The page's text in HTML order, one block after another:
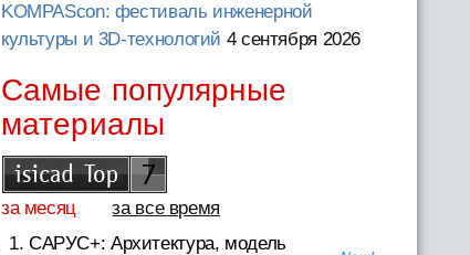
KOMPAScon: фестиваль инженерной
культуры и 3D-технологий 4 сентября 2026
Самые популярные
материалы
за месяц
за все время
САРУС+: Архитектура, модель